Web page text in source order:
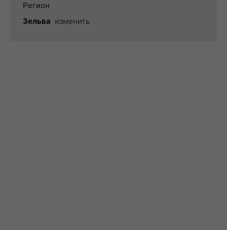
Регион
Зельва изменить